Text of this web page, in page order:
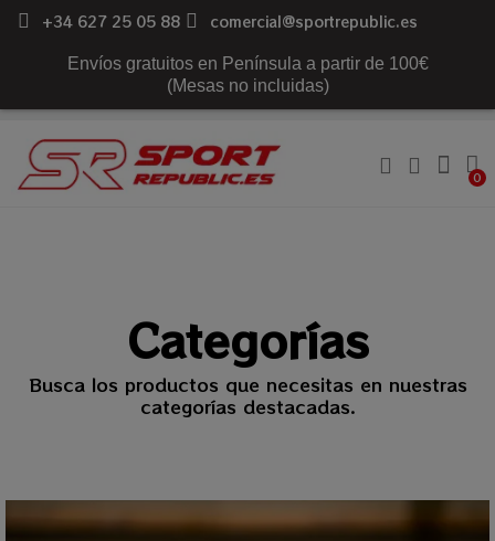
+34 627 25 05 88 comercial@sportrepublic.es
Envíos gratuitos en Península a partir de 100€
(Mesas no incluidas)
Categorías
Busca los productos que necesitas en nuestras
categorías destacadas.